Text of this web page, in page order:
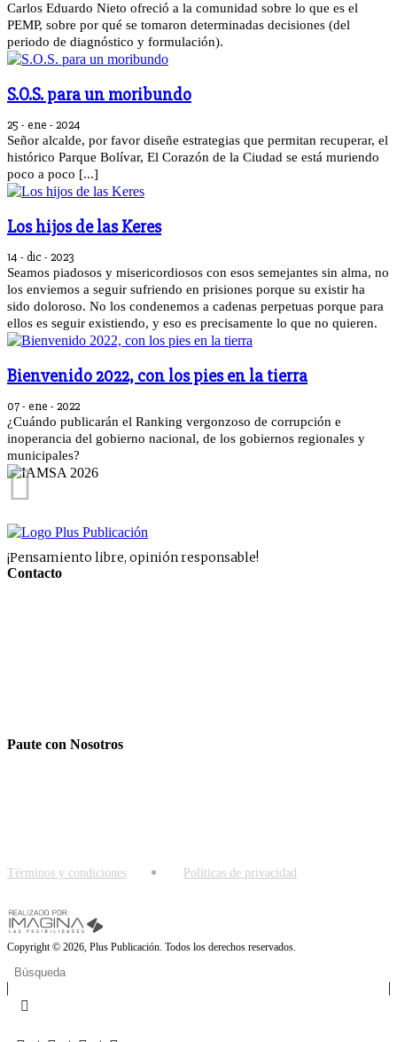
Carlos Eduardo Nieto ofreció a la comunidad sobre lo que es el
PEMP, sobre por qué se tomaron determinadas decisiones (del
periodo de diagnóstico y formulación).
S.O.S. para un moribundo
25 - ene - 2024
Señor alcalde, por favor diseñe estrategias que permitan recuperar, el
histórico Parque Bolívar, El Corazón de la Ciudad se está muriendo
poco a poco [...]
Los hijos de las Keres
14 - dic - 2023
Seamos piadosos y misericordiosos con esos semejantes sin alma, no
los enviemos a seguir sufriendo en prisiones porque su existir ha
sido doloroso. No los condenemos a cadenas perpetuas porque para
ellos es seguir existiendo, y eso es precisamente lo que no quieren.
Bienvenido 2022, con los pies en la tierra
07 - ene - 2022
¿Cuándo publicarán el Ranking vergonzoso de corrupción e
inoperancia del gobierno nacional, de los gobiernos regionales y
municipales?
¡Pensamiento libre, opinión responsable!
Contacto
Paute con Nosotros
Términos y condiciones Políticas de privacidad
Copyright © 2026, Plus Publicación. Todos los derechos reservados.